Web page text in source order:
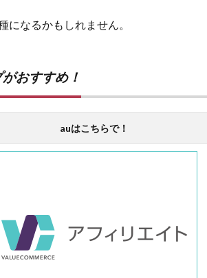
なるかもしれません。
おすすめ！
auはこちらで！